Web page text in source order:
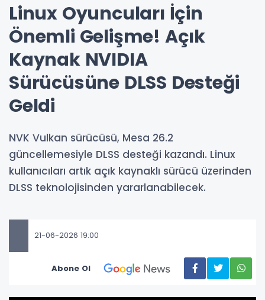
Linux Oyuncuları İçin
Önemli Gelişme! Açık
Kaynak NVIDIA
Sürücüsüne DLSS Desteği
Geldi
NVK Vulkan sürücüsü, Mesa 26.2
güncellemesiyle DLSS desteği kazandı. Linux
kullanıcıları artık açık kaynaklı sürücü üzerinden
DLSS teknolojisinden yararlanabilecek.
21-06-2026 19:00
Abone Ol